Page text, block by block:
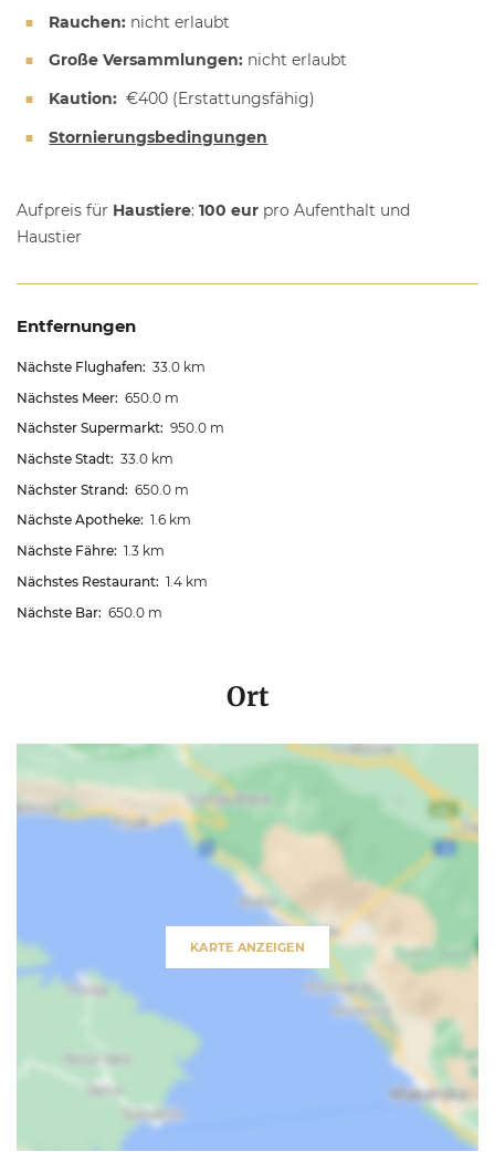
Rauchen: nicht erlaubt
Große Versammlungen: nicht erlaubt
Kaution: €400 (Erstattungsfähig)
Stornierungsbedingungen
Aufpreis für Haustiere: 100 eurpro Aufenthalt und
Haustier
Entfernungen
Nächste Flughafen: 33.0 km
Nächstes Meer: 650.0 m
Nächster Supermarkt: 950.0 m
Nächste Stadt: 33.0 km
Nächster Strand: 650.0 m
Nächste Apotheke: 1.6 km
Nächste Fähre: 1.3 km
Nächstes Restaurant: 1.4 km
Nächste Bar: 650.0 m
Ort
KARTE ANZEIGEN